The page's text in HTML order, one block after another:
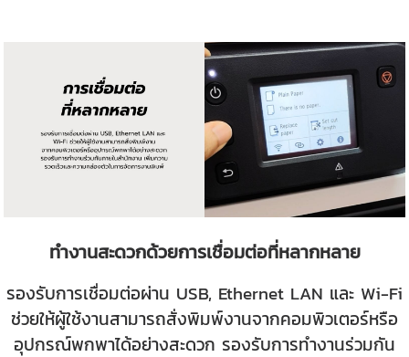
ทำงานสะดวกด้วยการเชื่อมต่อที่หลากหลาย
รองรับการเชื่อมต่อผ่าน USB, Ethernet LAN และ Wi-Fi
ช่วยให้ผู้ใช้งานสามารถสั่งพิมพ์งานจากคอมพิวเตอร์หรือ
อุปกรณ์พกพาได้อย่างสะดวก รองรับการทำงานร่วมกัน